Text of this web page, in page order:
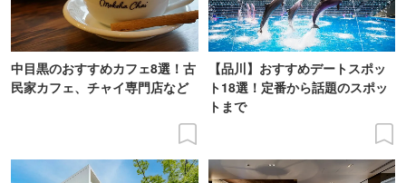
中目黒のおすすめカフェ8選！古
民家カフェ、チャイ専門店など
【品川】おすすめデートスポッ
ト18選！定番から話題のスポッ
トまで